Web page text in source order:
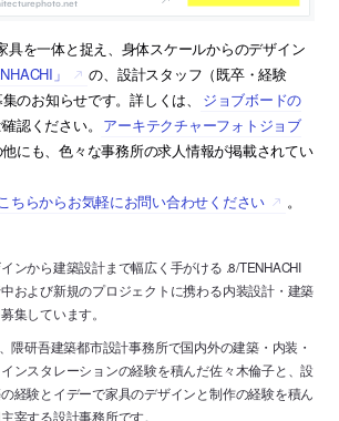
具を一体と捉え、身体スケールからのデザイン
」
の、設計スタッフ（既卒・経験
のお知らせです。詳しくは、
ジョブボードの
認ください。 アーキテクチャーフォトジョブ
にも、色々な事務所の求人情報が掲載されてい
ちらからお気軽にお問い合わせください
。
ンから建築設計まで幅広く手がける .8/TENHACHI
および新規のプロジェクトに携わる内装設計・建築
集しています。
隈研吾建築都市設計事務所で国内外の建築・内装・
ンスタレーションの経験を積んだ佐々木倫子と、設
経験とイデーで家具のデザインと制作の経験を積ん
宰する設計事務所です。